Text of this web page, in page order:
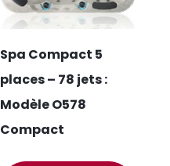
Spa Compact 5
places – 78 jets :
Modèle O578
Compact